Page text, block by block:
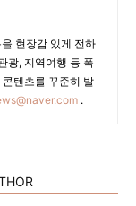
현장감 있게 전하
광, 지역여행 등 폭
텐츠를 꾸준히 발
.